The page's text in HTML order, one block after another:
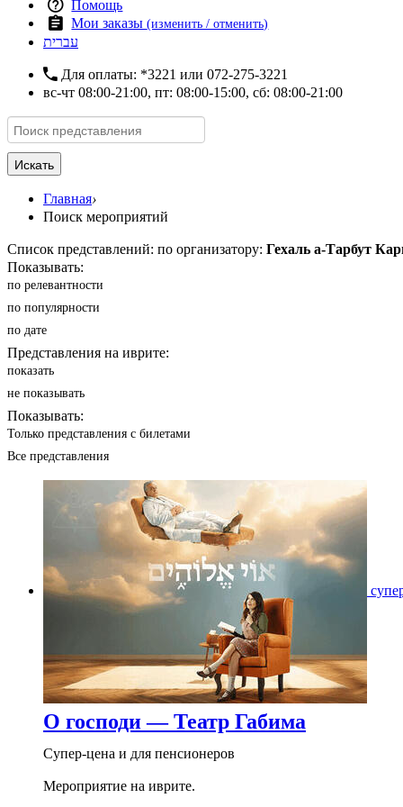
Помощь
Мои заказы(изменить / отменить)
עברית
Для оплаты: *3221 или 072-275-3221
вс-чт 08:00-21:00, пт: 08:00-15:00, сб: 08:00-21:00
Искать
Главная›
Поиск мероприятий
Список представлений: по организатору: Гехаль а-Тарбут
Показывать:
по релевантности
по популярности
по дате
Представления на иврите:
показать
не показывать
Показывать:
Только представления с билетами
Все представления
О господи — Театр Габима
Супер-цена и для пенсионеров
Мероприятие на иврите.